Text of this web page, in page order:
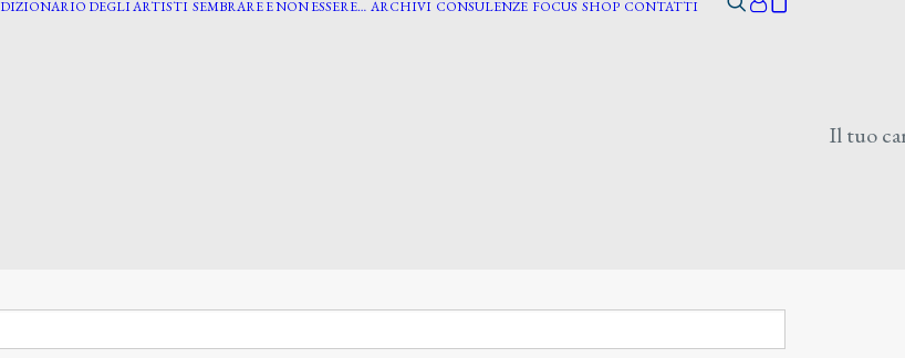
DIZIONARIO DEGLI ARTISTI SEMBRARE E NON ESSERE… ARCHIVI CONSULENZE FOCUS SHOP CONTATTI
Il tuo